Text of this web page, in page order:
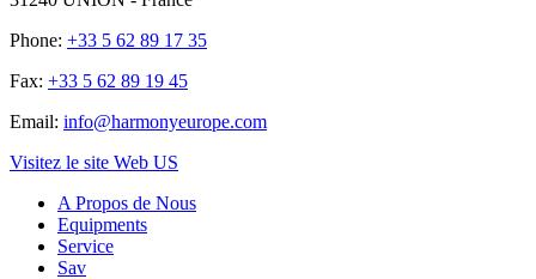
Phone: +33 5 62 89 17 35
Fax: +33 5 62 89 19 45
Email: info@harmonyeurope.com
Visitez le site Web US
A Propos de Nous
Equipments
Service
Sav